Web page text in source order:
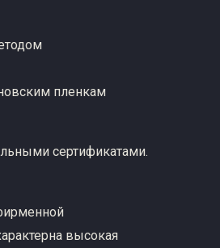
пленкам
сертификатами.
высокая